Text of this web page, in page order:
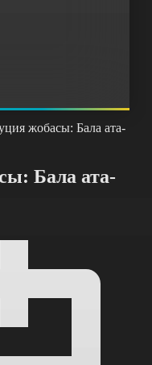
жобасы: Бала ата-
Бала ата-